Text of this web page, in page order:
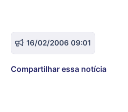
16/02/2006 09:01
Compartilhar essa notícia